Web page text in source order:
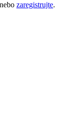
nebo zaregistrujte.